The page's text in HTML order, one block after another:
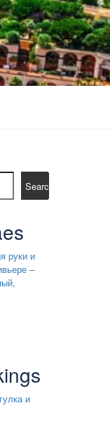
Search
руки и
–
и